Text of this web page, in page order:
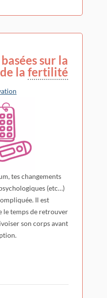
sur la
la fertilité
tes changements
(etc…)
Il est
le temps de retrouver
son corps avant